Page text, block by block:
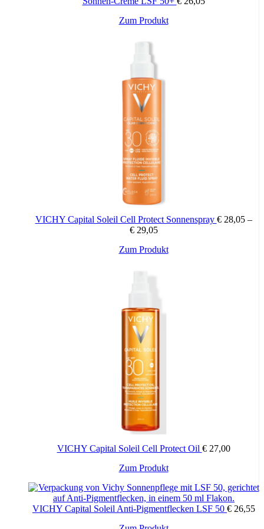
TRIGLYCERIDE • ACRYLATES/C10-30 ALKYL ACRYLATE
CROSSPOLYMER • CAPRYLYL
ETHYLENEDIAMINE DISUCCINATE • PARFUM /
Zum Produkt
VICHY Capital Soleil Cell Protect Sonnenspray €28,05–
€29,05
Zum ProduktDieses
VICHY Capital Soleil Cell Protect Oil €27,00
Zum ProduktDieses
weist
mehrere
Varianten
VICHY Capital Soleil Anti-Pigmentflecken LSF 50 € 26,55